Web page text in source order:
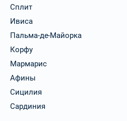
Сплит
Ивиса
Пальма-де-Майорка
Корфу
Мармарис
Афины
Сицилия
Сардиния